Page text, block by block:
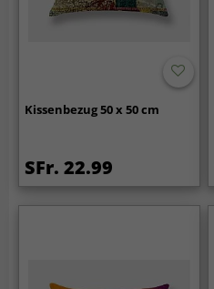
Kissenbezug 50 x 50 cm
SFr. 22.99